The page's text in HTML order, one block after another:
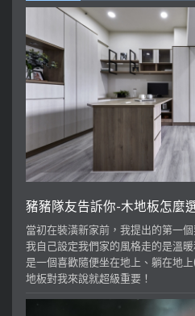
豬豬隊友告訴你-木地板怎麼
當初在裝潢新家前，我提出的第一
我自己設定我們家的風格走的是溫
是一個喜歡隨便坐在地上、躺在地
地板對我來說就超級重要！